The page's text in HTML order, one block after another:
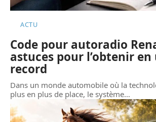
ACTU
Code pour autoradio
astuces pour l’obtenir
record
Dans un monde automobile où la
plus en plus de place, le système…